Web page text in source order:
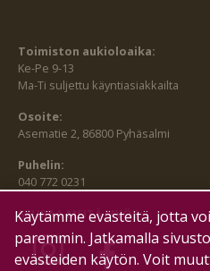
Toimiston aukioloaika:
Ke-Pe 9-13
Ma-Ti suljettu käyntiasiakkailta
Osoite:
Asematie 2, 86800 Pyhäsalmi
Puhelin:
040 772 0231
SEURAA MEITÄ MYÖS:
Käytämme evästeitä, jotta
paremmin. Jatkamalla
evästeiden käytön. Voit